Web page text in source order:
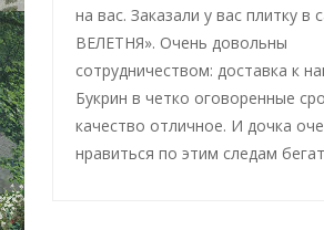
на вас. Заказали у вас плитку в
ВЕЛЕТНЯ». Очень довольны
сотрудничеством: доставка к
Букрин в четко оговоренные
качество отличное. И дочка
нравиться по этим следам